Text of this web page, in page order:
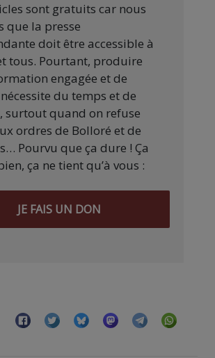
sont gratuits car nous
que la presse
doit être accessible à
tous. Pourtant, produire
engagée et de
du temps et de
surtout quand on refuse
ordres de Bolloré et de
Pourvu que ça dure ! Ça
ça ne tient qu’à vous :
JE FAIS UN DON